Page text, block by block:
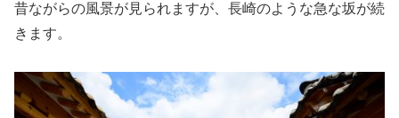
昔ながらの風景が見られますが、長崎のような急な坂が続
きます。